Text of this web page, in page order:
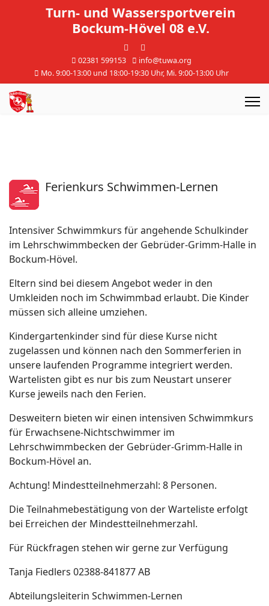
Turn- und Wassersportverein
Bockum-Hövel 08 e.V.
02381 599153
info@tuwa.org
Mo. 9:00-13:00 und 18:00-19:30 Uhr, Mi. 9:00-13:00 Uhr
Ferienkurs Schwimmen-Lernen
Intensiver Schwimmkurs für angehende Schulkinder
im Lehrschwimmbecken der Gebrüder-Grimm-Halle in
Bockum-Hövel.
Eltern sind bei diesem Angebot weder in den
Umkleiden noch im Schwimmbad erlaubt. Die Kinder
müssen sich alleine umziehen.
Kindergartenkinder sind für diese Kurse nicht
zugelassen und können nach den Sommerferien in
unsere laufenden Programme integriert werden.
Wartelisten gibt es nur bis zum Neustart unserer
Kurse jeweils nach den Ferien.
Desweitern bieten wir einen intensiven Schwimmkurs
für Erwachsene-Nichtschwimmer im
Lehrschwimmbecken der Gebrüder-Grimm-Halle in
Bockum-Hövel an.
Achtung! Mindestteilnehmerzahl: 8 Personen.
Die Teilnahmebestätigung von der Warteliste erfolgt
bei Erreichen der Mindestteilnehmerzahl.
Für Rückfragen stehen wir gerne zur Verfügung
Tanja Fiedlers 02388-841877 AB
Abteilungsleiterin Schwimmen-Lernen